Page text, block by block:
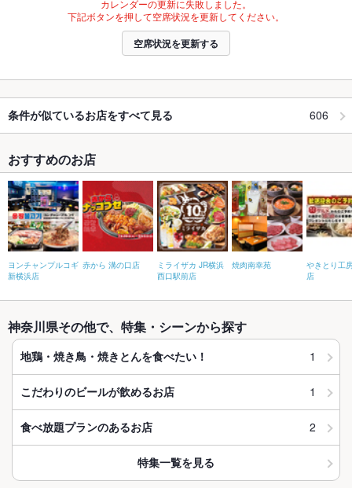
カレンダーの更新に失敗しました。
下記ボタンを押して空席状況を更新してください。
空席状況を更新する
条件が似ているお店をすべて見る 606
おすすめのお店
ヨンチャンプルコギ
新横浜店
赤から 溝の口店
ミライザカ JR横浜
西口駅前店
焼肉南幸苑
やきとり工
店
神奈川県その他で、特集・シーンから探す
地鶏・焼き鳥・焼きとんを食べたい！ 1
こだわりのビールが飲めるお店 1
食べ放題プランのあるお店 2
特集一覧を見る